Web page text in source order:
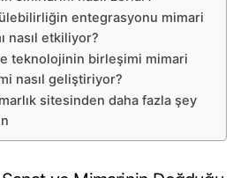
entegrasyonu mimari
nasıl etkiliyor?
teknolojinin birleşimi mimari
nasıl geliştiriyor?
sitesinden daha fazla şey